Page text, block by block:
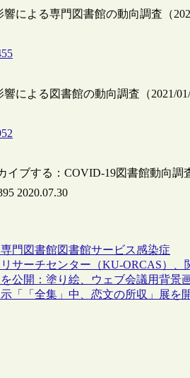
による専門図書館の動向調査（
による図書館の動向調査（2021/
イブする：COVID-19図書館動向調
2020.07.30
専門図書館図書館サービス感染症
サーチセンター（KU-ORCAS）、
公開：塗り絵、ウェブ会議用背景
「「全集」中、恋文の所収」展を